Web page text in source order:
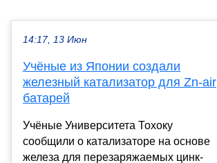
14:17, 13 Июн
Учёные из Японии создали
железный катализатор для Zn-air
батарей
Учёные Университета Тохоку
сообщили о катализаторе на основе
железа для перезаряжаемых цинк-